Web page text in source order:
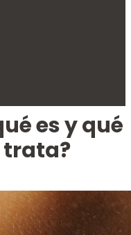
es y qué
trata?